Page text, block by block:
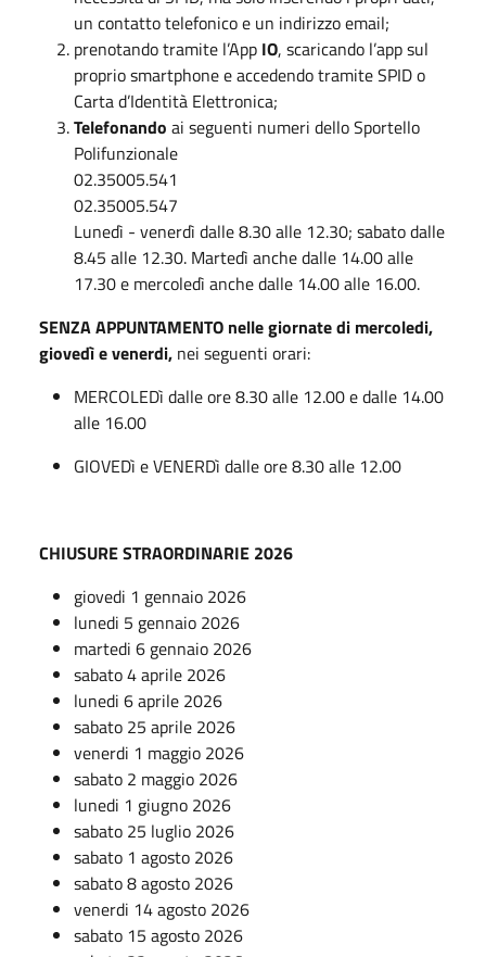
un contatto telefonico e un indirizzo email;
prenotando tramite l’App IO, scaricando l’app sul
proprio smartphone e accedendo tramite SPID o
Carta d’Identità Elettronica;
Telefonando ai seguenti numeri dello Sportello
Polifunzionale
02.35005.541
02.35005.547
Lunedì - venerdì dalle 8.30 alle 12.30; sabato dalle
8.45 alle 12.30. Martedì anche dalle 14.00 alle
17.30 e mercoledì anche dalle 14.00 alle 16.00.
SENZA APPUNTAMENTO nelle giornate di mercoledi,
giovedì e venerdi, nei seguenti orari:
MERCOLEDì dalle ore 8.30 alle 12.00 e dalle 14.00
alle 16.00
GIOVEDì e VENERDì dalle ore 8.30 alle 12.00
CHIUSURE STRAORDINARIE 2026
giovedi 1 gennaio 2026
lunedi 5 gennaio 2026
martedi 6 gennaio 2026
sabato 4 aprile 2026
lunedi 6 aprile 2026
sabato 25 aprile 2026
venerdi 1 maggio 2026
sabato 2 maggio 2026
lunedi 1 giugno 2026
sabato 25 luglio 2026
sabato 1 agosto 2026
sabato 8 agosto 2026
venerdi 14 agosto 2026
sabato 15 agosto 2026